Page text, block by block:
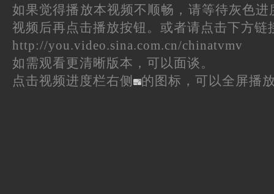
如果觉得播放本视频不顺畅，请等待灰色进
视频后再点击播放按钮。或者请点击下方链
http://you.video.sina.com.cn/chinatvmv
如需观看更清晰版本，可以面谈。
点击视频进度栏右侧
的图标，可以全屏播